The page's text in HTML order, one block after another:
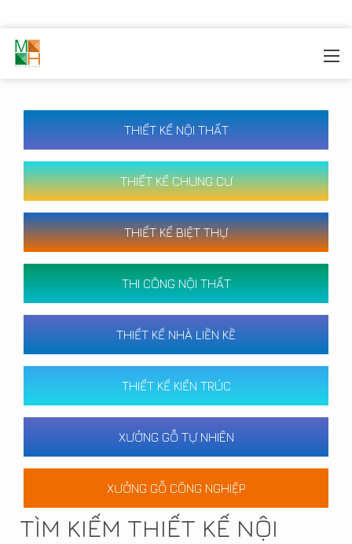
THIẾT KẾ NỘI THẤT
THIẾT KẾ CHUNG CƯ
THIẾT KẾ BIỆT THỰ
THI CÔNG NỘI THẤT
THIẾT KẾ NHÀ LIỀN KỀ
THIẾT KẾ KIẾN TRÚC
XƯỞNG GỖ TỰ NHIÊN
XƯỞNG GỖ CÔNG NGHIỆP
TÌM KIẾM THIẾT KẾ NỘI